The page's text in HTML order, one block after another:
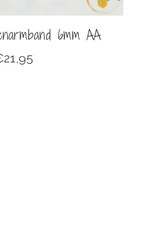
6mm AA